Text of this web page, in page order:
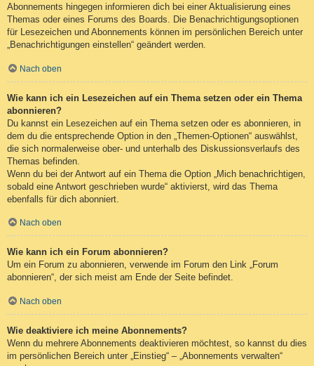
Abonnements hingegen informieren dich bei einer Aktualisierung eines
Themas oder eines Forums des Boards. Die Benachrichtigungsoptionen
für Lesezeichen und Abonnements können im persönlichen Bereich unter
„Benachrichtigungen einstellen“ geändert werden.
Nach oben
Wie kann ich ein Lesezeichen auf ein Thema setzen oder ein Thema
abonnieren?
Du kannst ein Lesezeichen auf ein Thema setzen oder es abonnieren, in
dem du die entsprechende Option in den „Themen-Optionen“ auswählst,
die sich normalerweise ober- und unterhalb des Diskussionsverlaufs des
Themas befinden.
Wenn du bei der Antwort auf ein Thema die Option „Mich benachrichtigen,
sobald eine Antwort geschrieben wurde“ aktivierst, wird das Thema
ebenfalls für dich abonniert.
Nach oben
Wie kann ich ein Forum abonnieren?
Um ein Forum zu abonnieren, verwende im Forum den Link „Forum
abonnieren“, der sich meist am Ende der Seite befindet.
Nach oben
Wie deaktiviere ich meine Abonnements?
Wenn du mehrere Abonnements deaktivieren möchtest, so kannst du dies
im persönlichen Bereich unter „Einstieg“ – „Abonnements verwalten“